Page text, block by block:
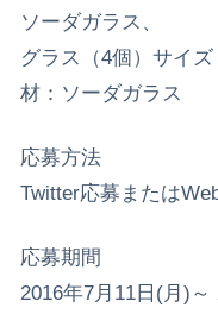
ソーダガラス、
グラス（4個）サイ
材：ソーダガラス
応募方法
Twitter応募または
応募期間
2016年7月11日(月)